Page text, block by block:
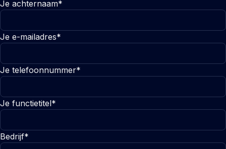
Je achternaam*
Je e-mailadres*
Je telefoonnummer*
Je functietitel*
Bedrijf*